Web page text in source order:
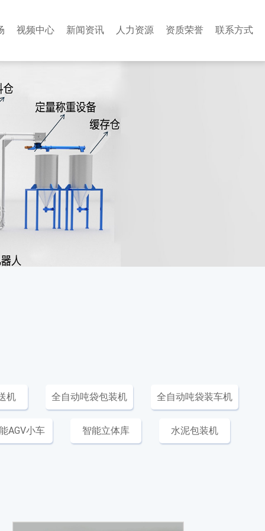
视频中心 新闻资讯 人力资源 资质荣誉 联系方式
机 全自动吨袋包装机 全自动吨袋装车机
AGV小车 智能立体库 水泥包装机